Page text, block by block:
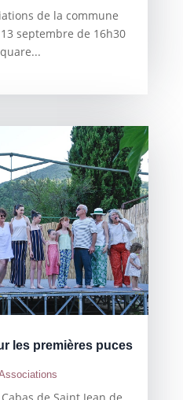
de la commune
septembre de 16h30
les premières puces